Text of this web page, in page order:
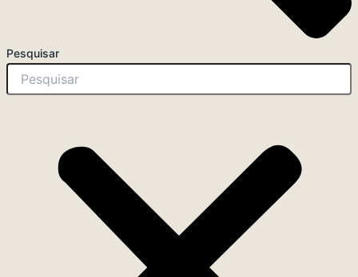
Pesquisar